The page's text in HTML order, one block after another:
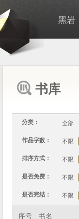
黑岩
书库
分类： 全部
作品字数： 不限
排序方式： 不限
是否免费： 不限
是否完结： 不限
序号 书名